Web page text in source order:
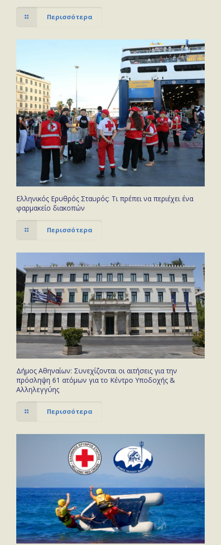
Περισσότερα
Ελληνικός Ερυθρός Σταυρός: Τι πρέπει να περιέχει ένα
φαρμακείο διακοπών
Περισσότερα
Δήμος Αθηναίων: Συνεχίζονται οι αιτήσεις για την
πρόσληψη 61 ατόμων για το Κέντρο Υποδοχής &
Αλληλεγγύης
Περισσότερα